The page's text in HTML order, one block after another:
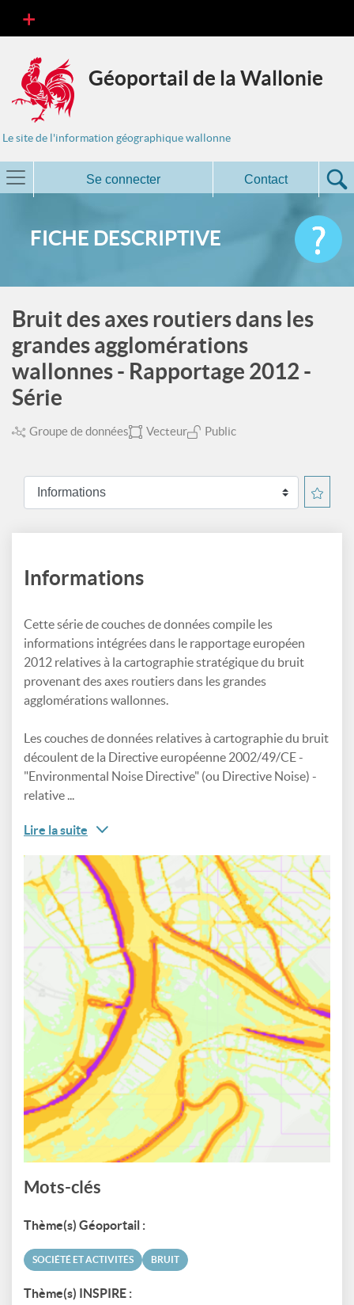
Géoportail de la Wallonie
Le site de l'information géographique wallonne
Se connecter Contact
FICHE DESCRIPTIVE
Bruit des axes routiers dans les
grandes agglomérations
wallonnes - Rapportage 2012 -
Série
Groupe de données Vecteur Public
Informations
Cette série de couches de données compile les
informations intégrées dans le rapportage européen
2012 relatives à la cartographie stratégique du bruit
provenant des axes routiers dans les grandes
agglomérations wallonnes.
Les couches de données relatives à cartographie du bruit
découlent de la Directive européenne 2002/49/CE -
"Environmental Noise Directive" (ou Directive Noise) -
relative ...
Lire la suite
Mots-clés
Thème(s) Géoportail :
SOCIÉTÉ ET ACTIVITÉS BRUIT
Thème(s) INSPIRE :